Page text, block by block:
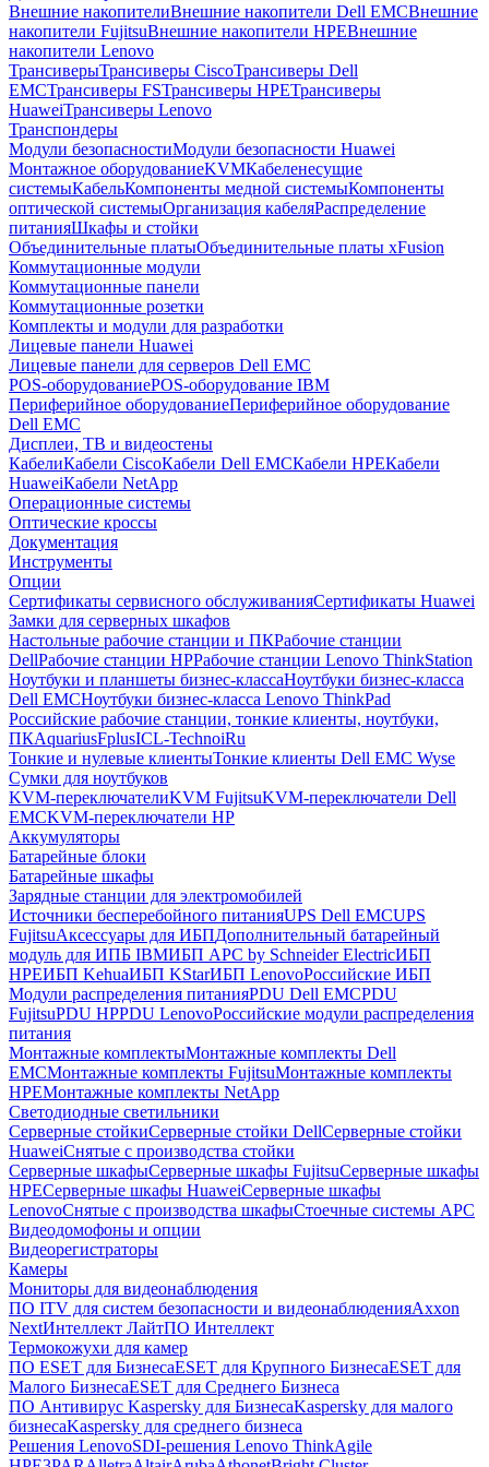
Внешние накопителиВнешние накопители Dell EMCВнешние
накопители FujitsuВнешние накопители HPEВнешние
накопители Lenovo
ТрансиверыТрансиверы CiscoТрансиверы Dell
EMCТрансиверы FSТрансиверы HPEТрансиверы
HuaweiТрансиверы Lenovo
Транспондеры
Модули безопасностиМодули безопасности Huawei
Монтажное оборудованиеKVMКабеленесущие
системыКабельКомпоненты медной системыКомпоненты
оптической системыОрганизация кабеляРаспределение
питанияШкафы и стойки
Объединительные платыОбъединительные платы xFusion
Коммутационные модули
Коммутационные панели
Коммутационные розетки
Комплекты и модули для разработки
Лицевые панели Huawei
Лицевые панели для серверов Dell EMC
POS-оборудованиеPOS-оборудование IBM
Периферийное оборудованиеПериферийное оборудование
Dell EMC
Дисплеи, ТВ и видеостены
КабелиКабели CiscoКабели Dell EMCКабели HPEКабели
HuaweiКабели NetApp
Операционные системы
Оптические кроссы
Документация
Инструменты
Опции
Сертификаты сервисного обслуживанияСертификаты Huawei
Замки для серверных шкафов
Настольные рабочие станции и ПКРабочие станции
DellРабочие станции HPРабочие станции Lenovo ThinkStation
Ноутбуки и планшеты бизнес-классаНоутбуки бизнес-класса
Dell EMCНоутбуки бизнес-класса Lenovo ThinkPad
Российские рабочие станции, тонкие клиенты, ноутбуки,
ПКAquariusFplusICL-TechnoiRu
Тонкие и нулевые клиентыТонкие клиенты Dell EMC Wyse
Сумки для ноутбуков
KVM-переключателиKVM FujitsuKVM-переключатели Dell
EMCKVM-переключатели HP
Аккумуляторы
Батарейные блоки
Батарейные шкафы
Зарядные станции для электромобилей
Источники бесперебойного питанияUPS Dell EMCUPS
FujitsuАксессуары для ИБПДополнительный батарейный
модуль для ИПБ IBMИБП APC by Schneider ElectricИБП
HPEИБП KehuaИБП KStarИБП LenovoРоссийские ИБП
Модули распределения питанияPDU Dell EMCPDU
FujitsuPDU HPPDU LenovoРоссийские модули распределения
питания
Монтажные комплектыМонтажные комплекты Dell
EMCМонтажные комплекты FujitsuМонтажные комплекты
HPEМонтажные комплекты NetApp
Светодиодные светильники
Серверные стойкиСерверные стойки DellСерверные стойки
HuaweiСнятые с производства стойки
Серверные шкафыСерверные шкафы FujitsuСерверные шкафы
HPEСерверные шкафы HuaweiСерверные шкафы
LenovoСнятые с производства шкафыСтоечные системы APC
Видеодомофоны и опции
Видеорегистраторы
Камеры
Мониторы для видеонаблюдения
ПО ITV для систем безопасности и видеонаблюденияAxxon
NextИнтеллект ЛайтПО Интеллект
Термокожухи для камер
ПО ESET для БизнесаESET для Крупного БизнесаESET для
Малого БизнесаESET для Среднего Бизнеса
ПО Антивирус Kaspersky для БизнесаKaspersky для малого
бизнесаKaspersky для среднего бизнеса
Решения LenovoSDI-решения Lenovo ThinkAgile